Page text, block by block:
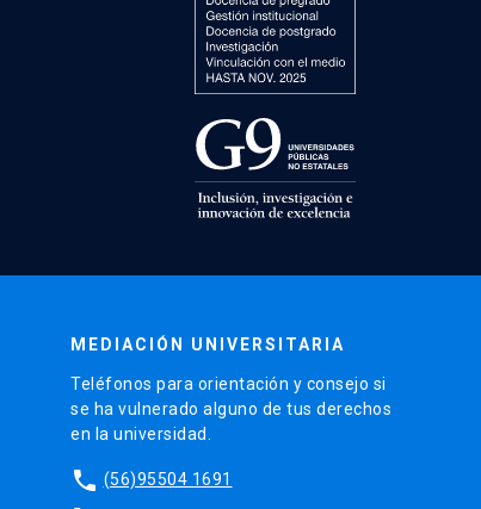
MEDIACIÓN UNIVERSITARIA
Teléfonos para orientación y consejo si
se ha vulnerado alguno de tus derechos
en la universidad.
phone (56)95504 1691